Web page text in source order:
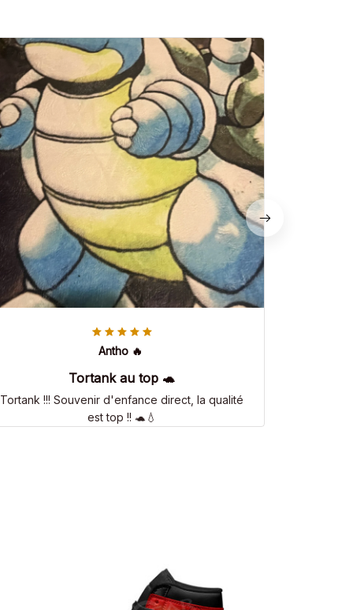
Antho 🔥
Tortank au top 🐢
Tortank !!! Souvenir d'enfance direct, la qualité
est top !! 🐢💧